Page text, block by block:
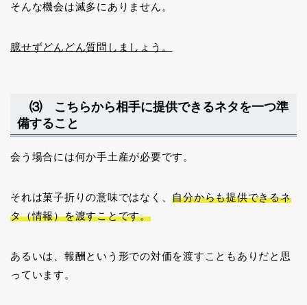
そんな機会は滅多にありません。
臆せずどんどん質問しましょう。
⑶ こちらから相手に提供できるネタを一つ準
備すること
会う場合には何か手土産が必要です。
それは菓子折りの意味ではなく、自分からも提供できるネ
タ（情報）を渡すことです。
あるいは、報酬という形での対価を渡すこともありだと思
っています。